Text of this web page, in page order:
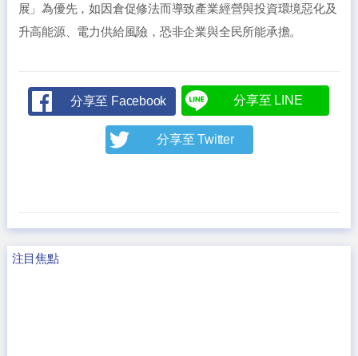
展」為優先，如因倉促修法而導致產業經營與投資環境惡化及
升高能源、電力供給風險，恐非企業與全民所能承擔。
分享至 Facebook 分享至 LINE
分享至 Twitter
注目焦點